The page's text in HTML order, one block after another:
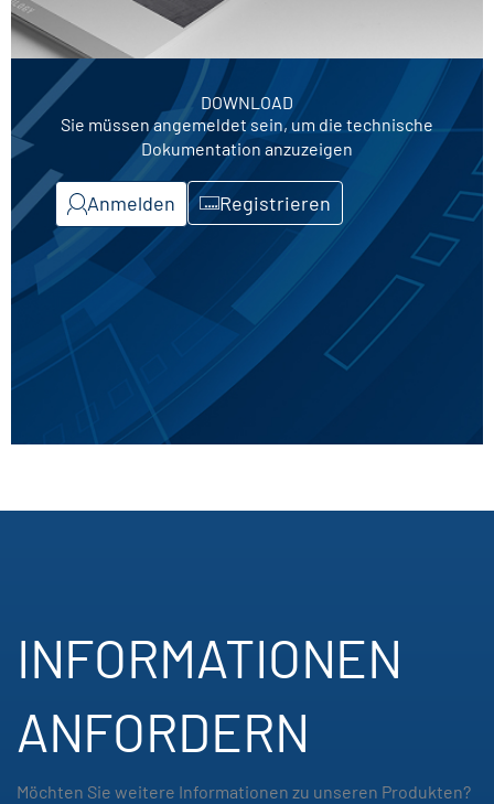
DOWNLOAD
Sie müssen angemeldet sein, um die technische
Dokumentation anzuzeigen
Anmelden Registrieren
INFORMATIONEN
ANFORDERN
Möchten Sie weitere Informationen zu unseren Produkten?